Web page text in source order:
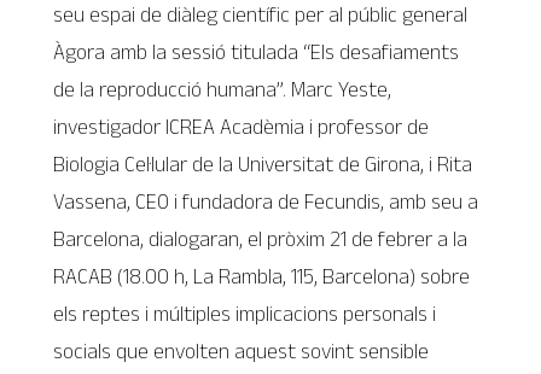
seu espai de diàleg científic per al públic general
Àgora amb la sessió titulada “Els desafiaments
de la reproducció humana”. Marc Yeste,
investigador ICREA Acadèmia i professor de
Biologia Cel·lular de la Universitat de Girona, i Rita
Vassena, CEO i fundadora de Fecundis, amb seu a
Barcelona, dialogaran, el pròxim 21 de febrer a la
RACAB (18.00 h, La Rambla, 115, Barcelona) sobre
els reptes i múltiples implicacions personals i
socials que envolten aquest sovint sensible